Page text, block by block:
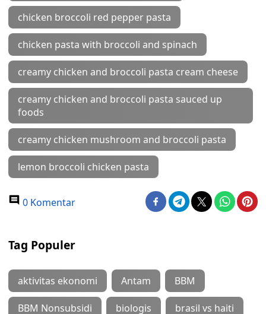
chicken broccoli red pepper pasta
chicken pasta with broccoli and spinach
creamy chicken and broccoli pasta cream cheese
creamy chicken and broccoli pasta sauced up
foods
creamy chicken mushroom and broccoli pasta
lemon broccoli chicken pasta
0 Komentar
Tag Populer
aktivitas ekonomi Antam BBM
BBM Nonsubsidi biologis brasil vs haiti